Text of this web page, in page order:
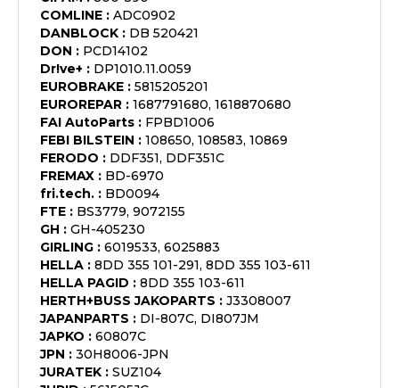
COMLINE : ADC0902
DANBLOCK : DB 520421
DON : PCD14102
Dr!ve+ : DP1010.11.0059
EUROBRAKE : 5815205201
EUROREPAR : 1687791680, 1618870680
FAI AutoParts : FPBD1006
FEBI BILSTEIN : 108650, 108583, 10869
FERODO : DDF351, DDF351C
FREMAX : BD-6970
fri.tech. : BD0094
FTE : BS3779, 9072155
GH : GH-405230
GIRLING : 6019533, 6025883
HELLA : 8DD 355 101-291, 8DD 355 103-611
HELLA PAGID : 8DD 355 103-611
HERTH+BUSS JAKOPARTS : J3308007
JAPANPARTS : DI-807C, DI807JM
JAPKO : 60807C
JPN : 30H8006-JPN
JURATEK : SUZ104